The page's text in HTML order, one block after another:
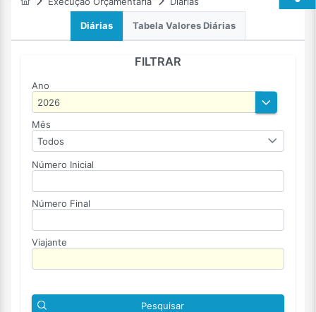
Diárias Tabela Valores Diárias
FILTRAR
Ano
Mês
Todos
Número Inicial
Número Final
Viajante
Pesquisar